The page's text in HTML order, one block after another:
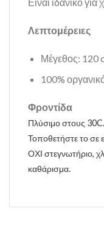
Λεπτομέρειες
Μέγεθος: 120
100%
Φροντίδα
Πλύσιμο στους 30C.
Τοποθετήστε το σε
ΟΧΙ στεγνωτήριο,
καθάρισμα.